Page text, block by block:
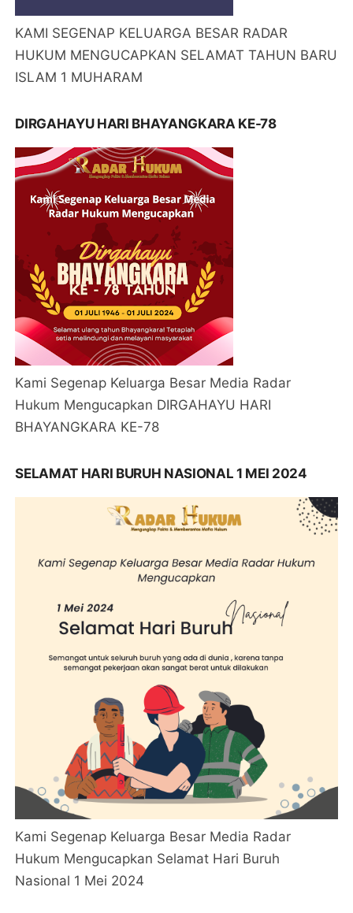
KAMI SEGENAP KELUARGA BESAR RADAR
HUKUM MENGUCAPKAN SELAMAT TAHUN BARU
ISLAM 1 MUHARAM
DIRGAHAYU HARI BHAYANGKARA KE-78
Kami Segenap Keluarga Besar Media Radar
Hukum Mengucapkan DIRGAHAYU HARI
BHAYANGKARA KE-78
SELAMAT HARI BURUH NASIONAL 1 MEI 2024
Kami Segenap Keluarga Besar Media Radar
Hukum Mengucapkan Selamat Hari Buruh
Nasional 1 Mei 2024